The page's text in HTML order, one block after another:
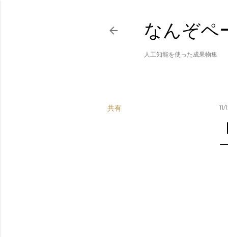
なんぞペ
人工知能を使った成果物集
共有